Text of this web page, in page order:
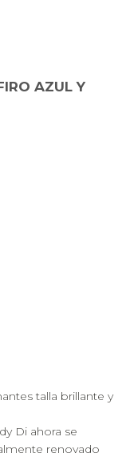
AZUL Y
talla brillante y
Di ahora se
renovado